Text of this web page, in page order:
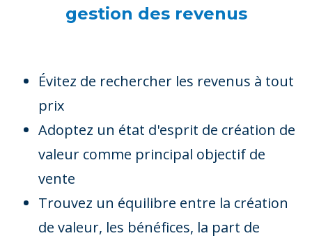
gestion des revenus
Évitez de rechercher les revenus à tout
prix
Adoptez un état d'esprit de création de
valeur comme principal objectif de
vente
Trouvez un équilibre entre la création
de valeur, les bénéfices, la part de